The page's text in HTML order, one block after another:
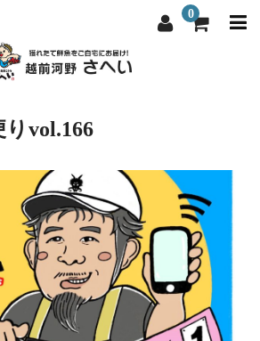
0
て
て
りvol.166